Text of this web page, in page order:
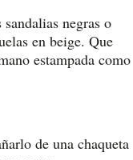
negras o
en beige. Que
estampada como
de una chaqueta